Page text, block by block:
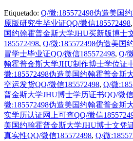
Etiquetado: Q/微:185572498伪造美国
原版研究生毕业证QQ/微信185572498,
国约翰霍普金斯大学JHU买新版博士
185572498, Q/微:185572498伪造美国
冒学士毕业证QQ/微信185572498, Q/
翰霍普金斯大学JHU制作博士学位证
微:185572498伪造美国约翰霍普金斯
空运发货QQ/微信185572498, Q/微
普金斯大学JHU博士学历证书QQ/微信
微:185572498伪造美国约翰霍普金斯
实学历认证网上可查QQ/微信
美国约翰霍普金斯大学JHU博士文凭
真实性QQ/微信185572498, Q/微